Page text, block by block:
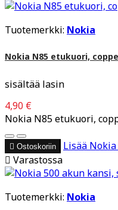
Tuotemerkki: Nokia
Nokia N85 etukuori,
sisältää lasin
4,90 €
Nokia N85 etukuori,
 Ostoskoriin Lisää
 Varastossa
Tuotemerkki: Nokia